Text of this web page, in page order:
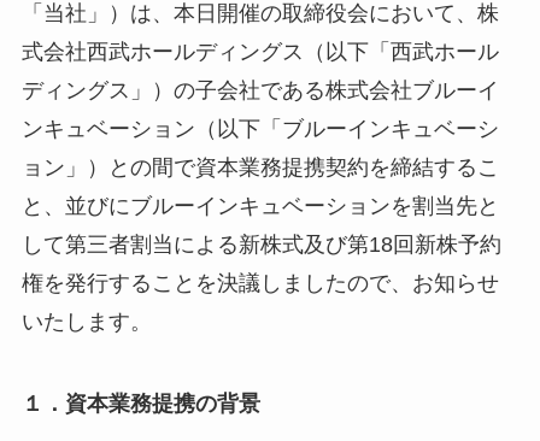
「当社」）は、本日開催の取締役会において、株
式会社西武ホールディングス（以下「西武ホール
ディングス」）の子会社である株式会社ブルーイ
ンキュベーション（以下「ブルーインキュベーシ
ョン」）との間で資本業務提携契約を締結するこ
と、並びにブルーインキュベーションを割当先と
して第三者割当による新株式及び第18回新株予約
権を発行することを決議しましたので、お知らせ
いたします。
１．資本業務提携の背景